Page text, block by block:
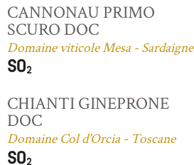
CANNONAU PRIMO
SCURO DOC
Domaine viticole Mesa - Sardaigne
CHIANTI GINEPRONE
DOC
Domaine Col d'Orcia - Toscane